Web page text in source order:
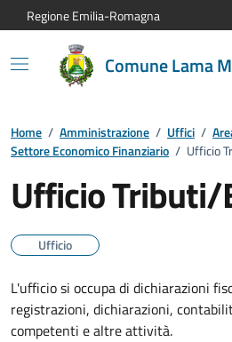
Vai al contenuto principale
Vai alla navigazione del sito
Vai al piede di pagina
Regione Emilia-Romagna
Comune Lama
Home / Amministrazione / Uffici /
Settore Economico Finanziario / Ufficio
Ufficio
Ufficio
L'ufficio si occupa di dichiarazioni
registrazioni, dichiarazioni,
competenti e altre attività.